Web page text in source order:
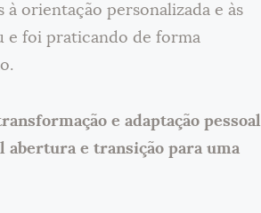
à orientação personalizada e às
e foi praticando de forma
e adaptação pessoal
abertura e transição para uma